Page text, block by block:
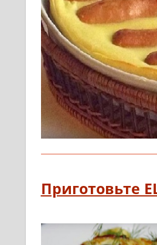
Приготовьте